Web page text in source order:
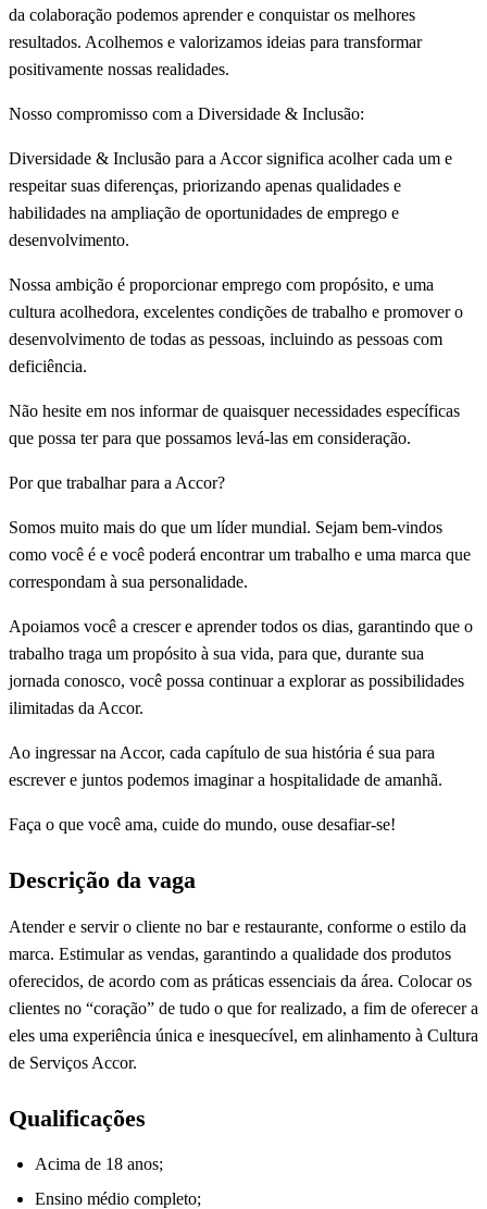
da colaboração podemos aprender e conquistar os melhores
resultados. Acolhemos e valorizamos ideias para transformar
positivamente nossas realidades.
Nosso compromisso com a Diversidade & Inclusão:
Diversidade & Inclusão para a Accor significa acolher cada um e
respeitar suas diferenças, priorizando apenas qualidades e
habilidades na ampliação de oportunidades de emprego e
desenvolvimento.
Nossa ambição é proporcionar emprego com propósito, e uma
cultura acolhedora, excelentes condições de trabalho e promover o
desenvolvimento de todas as pessoas, incluindo as pessoas com
deficiência.
Não hesite em nos informar de quaisquer necessidades específicas
que possa ter para que possamos levá-las em consideração.
Por que trabalhar para a Accor?
Somos muito mais do que um líder mundial. Sejam bem-vindos
como você é e você poderá encontrar um trabalho e uma marca que
correspondam à sua personalidade.
Apoiamos você a crescer e aprender todos os dias, garantindo que o
trabalho traga um propósito à sua vida, para que, durante sua
jornada conosco, você possa continuar a explorar as possibilidades
ilimitadas da Accor.
Ao ingressar na Accor, cada capítulo de sua história é sua para
escrever e juntos podemos imaginar a hospitalidade de amanhã.
Faça o que você ama, cuide do mundo, ouse desafiar-se!
Descrição da vaga
Atender e servir o cliente no bar e restaurante, conforme o estilo da
marca. Estimular as vendas, garantindo a qualidade dos produtos
oferecidos, de acordo com as práticas essenciais da área. Colocar os
clientes no “coração” de tudo o que for realizado, a fim de oferecer a
eles uma experiência única e inesquecível, em alinhamento à Cultura
de Serviços Accor.
Qualificações
Acima de 18 anos;
Ensino médio completo;